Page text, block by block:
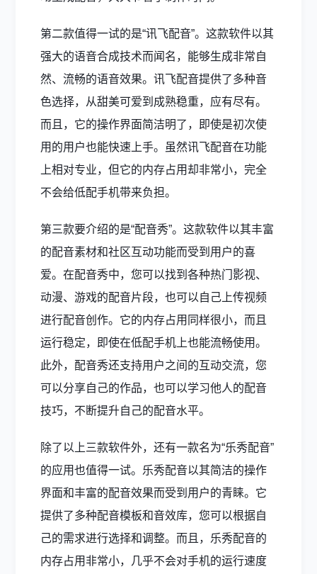
第二款值得一试的是“讯飞配音”。这款软件以其
强大的语音合成技术而闻名，能够生成非常自
然、流畅的语音效果。讯飞配音提供了多种音
色选择，从甜美可爱到成熟稳重，应有尽有。
而且，它的操作界面简洁明了，即使是初次使
用的用户也能快速上手。虽然讯飞配音在功能
上相对专业，但它的内存占用却非常小，完全
不会给低配手机带来负担。
第三款要介绍的是“配音秀”。这款软件以其丰富
的配音素材和社区互动功能而受到用户的喜
爱。在配音秀中，您可以找到各种热门影视、
动漫、游戏的配音片段，也可以自己上传视频
进行配音创作。它的内存占用同样很小，而且
运行稳定，即使在低配手机上也能流畅使用。
此外，配音秀还支持用户之间的互动交流，您
可以分享自己的作品，也可以学习他人的配音
技巧，不断提升自己的配音水平。
除了以上三款软件外，还有一款名为“乐秀配音”
的应用也值得一试。乐秀配音以其简洁的操作
界面和丰富的配音效果而受到用户的青睐。它
提供了多种配音模板和音效库，您可以根据自
己的需求进行选择和调整。而且，乐秀配音的
内存占用非常小，几乎不会对手机的运行速度